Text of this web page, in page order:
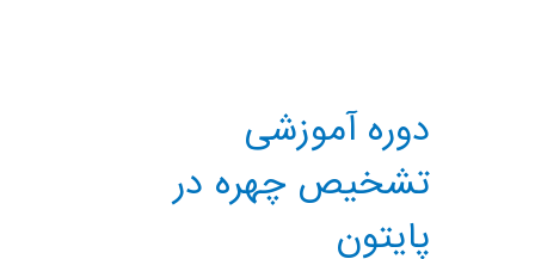
دوره آموزشی
تشخیص چهره در
پایتون